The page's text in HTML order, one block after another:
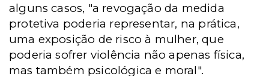
alguns casos, "a revogação da medida
protetiva poderia representar, na prática,
uma exposição de risco à mulher, que
poderia sofrer violência não apenas física,
mas também psicológica e moral".